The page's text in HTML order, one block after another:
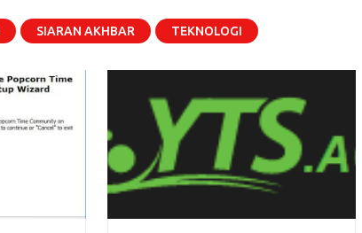
SIARAN AKHBAR TEKNOLOGI